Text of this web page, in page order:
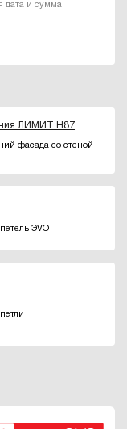
дата и сумма
ЛИМИТ H87
фасада со стеной
ЭVO